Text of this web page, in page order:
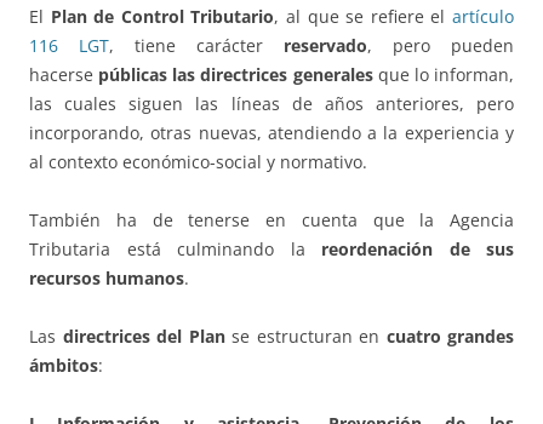
El Plan de Control Tributario, al que se refiere elartículo
116 LGT, tiene carácter reservado, pero pueden
hacerse públicas las directrices generalesque lo informan,
las cuales siguen las líneas de años anteriores, pero
incorporando, otras nuevas, atendiendo a la experiencia y
al contexto económico-social y normativo.
También ha de tenerse en cuenta que la Agencia
Tributaria está culminando la reordenación de sus
recursos humanos.
Las directrices del Planse estructuran en cuatro grandes
ámbitos: